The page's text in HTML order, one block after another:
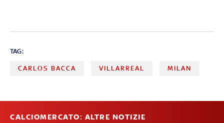
TAG:
CARLOS BACCA VILLARREAL MILAN
CALCIOMERCATO: ALTRE NOTIZIE